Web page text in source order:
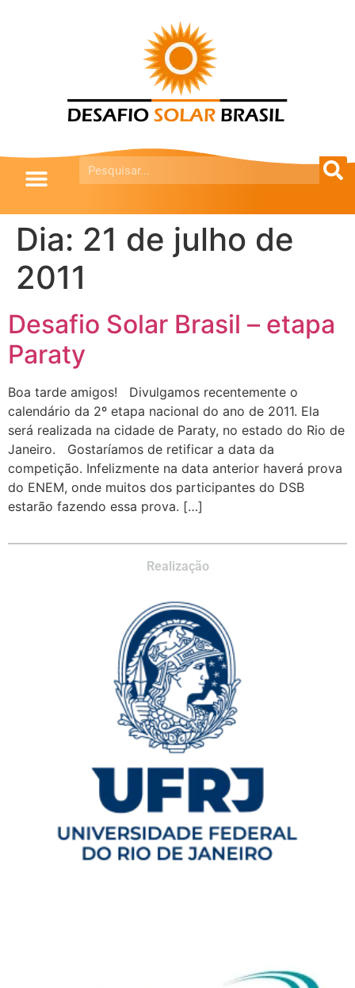
Dia: 21 de julho de
2011
Desafio Solar Brasil – etapa
Paraty
Boa tarde amigos! Divulgamos recentemente o
calendário da 2º etapa nacional do ano de 2011. Ela
será realizada na cidade de Paraty, no estado do Rio de
Janeiro. Gostaríamos de retificar a data da
competição. Infelizmente na data anterior haverá prova
do ENEM, onde muitos dos participantes do DSB
estarão fazendo essa prova. […]
Realização